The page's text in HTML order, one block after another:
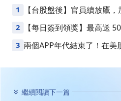
1 【台股盤後】官員續放鷹
2
【每日簽到領獎】最高送
Points
3 兩個APP年代結束了！在美
繼續閱讀下一篇